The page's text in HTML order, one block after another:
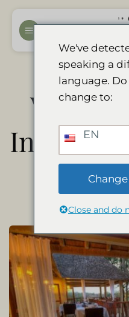
Fortsæt
indhold
Vores
og
We've
speaking a
language.
change to:
EN
Close and do